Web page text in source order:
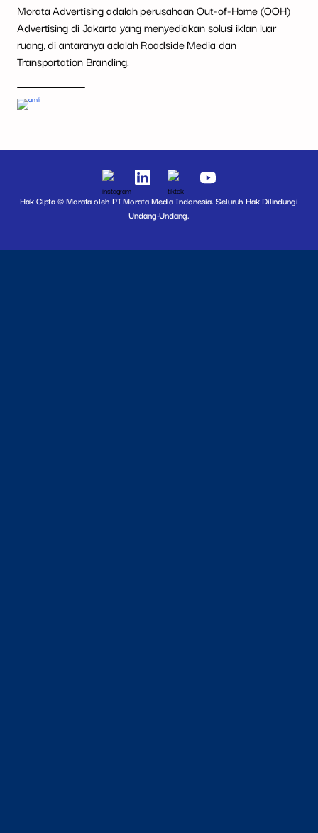
Morata Advertising adalah perusahaan Out-of-Home (OOH)
Advertising di Jakarta yang menyediakan solusi iklan luar
ruang, di antaranya adalah Roadside Media dan
Transportation Branding.
Hak Cipta © Morata oleh PT Morata Media Indonesia. Seluruh Hak Dilindungi
Undang-Undang.